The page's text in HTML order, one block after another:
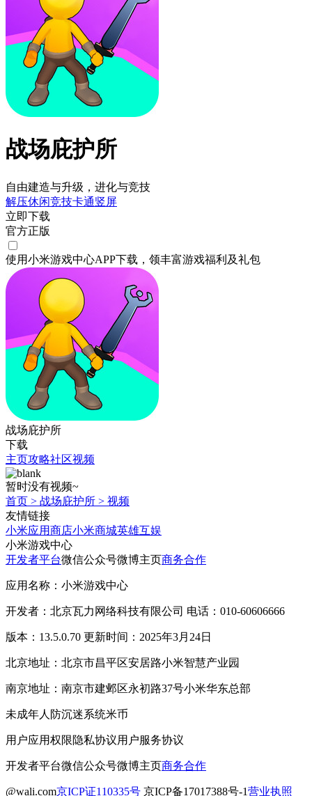
战场庇护所
自由建造与升级，进化与竞技
解压休闲竞技卡通竖屏
立即下载
官方正版
使用小米游戏中心APP下载 ，领丰富游戏福利 及礼包
战场庇护所
下载
主页攻略社区视频
暂时没有视频~
首页 > 战场庇护所 > 视频
友情链接
小米应用商店小米商城英雄互娱
小米游戏中心
开发者平台微信公众号微博主页商务合作
应用名称：小米游戏中心
开发者：北京瓦力网络科技有限公司 电话：010-60606666
版本：13.5.0.70 更新时间：2025年3月24日
北京地址：北京市昌平区安居路小米智慧产业园
南京地址：南京市建邺区永初路37号小米华东总部
未成年人防沉迷系统米币
用户应用权限隐私协议用户服务协议
开发者平台微信公众号微博主页商务合作
@wali.com京ICP证110335号 京ICP备17017388号-1营业执照